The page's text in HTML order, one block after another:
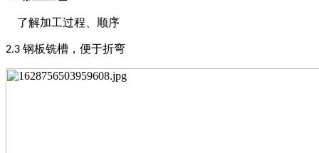
了解加工过程、顺序
2.3 钢板铣槽，便于折弯